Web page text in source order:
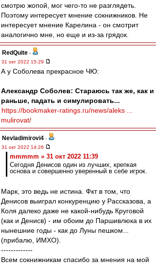
смотрю жопой, мог чего-то не разглядеть.
Поэтому интересует мнение сокнижников. Не
интересует мнение Карелина - он смотрит
аналогично мне, но еще и из-за грядок.
RedQuite -
31 окт 2022 15:29
А у Соболева прекрасное ЧЮ:
Александр Соболев: Стараюсь так же, как и
раньше, падать и симулировать...
https://bookmaker-ratings.ru/news/aleks ...
mulirovat/
Nevladimirovi4 -
31 окт 2022 14:26
mmmmm » 31 окт 2022 11:39
Сегодня Денисов один из лучших, крепкая
основа и совершенно уверенный в себе игрок.
Марк, это ведь не истина. Фкт в том, что
Денисов выиграл конкуренцию у Рассказова, а
Коля далеко даже не какой-нибудь Круговой
(как и Денисв) - им обоим до Паршивлюка в их
нынешние годы - как до Луны пешком...
(прибалю, ИМХО).
-------------
Всем сокнижникам спасибо за мнения на мой